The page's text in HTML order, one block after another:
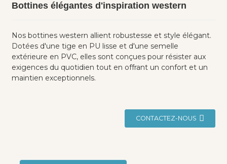
Bottines élégantes d'inspiration western
Nos bottines western allient robustesse et style élégant.
Dotées d'une tige en PU lisse et d'une semelle
extérieure en PVC, elles sont conçues pour résister aux
exigences du quotidien tout en offrant un confort et un
maintien exceptionnels.
CONTACTEZ-NOUS